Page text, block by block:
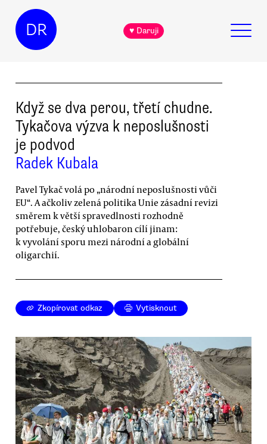
DR ♥ Daruji
Když se dva perou, třetí chudne.
Tykačova výzva k neposlušnosti
je podvod
Radek Kubala
Pavel Tykač volá po „národní neposlušnosti vůči
EU“. A ačkoliv zelená politika Unie zásadní revizi
směrem k větší spravedlnosti rozhodně
potřebuje, český uhlobaron cílí jinam:
k vyvolání sporu mezi národní a globální
oligarchií.
Zkopírovat odkaz Vytisknout